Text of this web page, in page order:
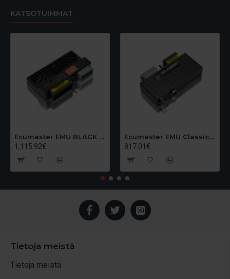
KATSOTUIMMAT
Ecumaster EMU BLACK USB-C moottorinohjainlaite
1,115.92€
Ecumaster EMU Classic moottorinohjainlaite
817.01€
Tietoja meistä
Tietoja meistä